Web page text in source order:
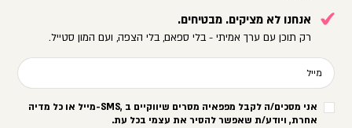
אנחנו לא מציקים. מבטיחים.
רק תוכן עם ערך אמיתי - בלי ספאם, בלי הצפה, ועם המון סטייל.
מייל
אני מסכים/ה לקבל מפפאיה מסרים שיווקיים ב -SMS,מייל או כל מדיה
אחרת, ויודע/ת שאפשר להסיר את עצמי בכל עת.